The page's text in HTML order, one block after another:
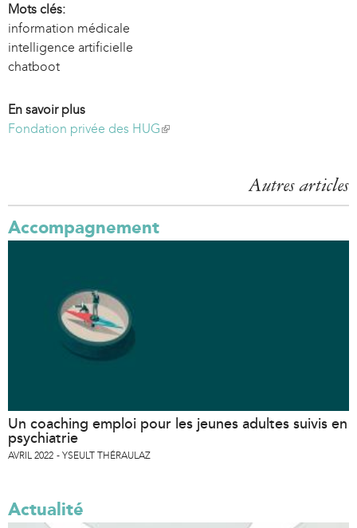
Mots clés:
information médicale
intelligence artificielle
chatboot
En savoir plus
Fondation privée des HUG(
k
s
)
Autres articles
Accompagnement
Un coaching emploi pour les jeunes adultes suivis en
psychiatrie
AVRIL 2022 YSEULT THÉRAULAZ
Actualité